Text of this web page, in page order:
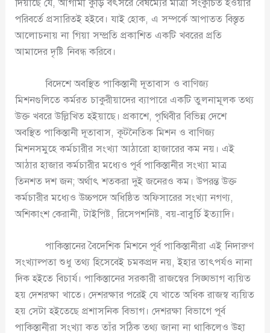
দিয়াছে যে, আগামী কুড়ি বৎসরে বৈষম্যের মাত্রা সংকুচিত হওয়ার
পরিবর্তে প্রসারিতই হইবে। যাই হোক, এ সম্পর্কে আপাতত বিস্তৃত
আলোচনায় না গিয়া সম্প্রতি প্রকাশিত একটি খবরের প্রতি
আমাদের দৃষ্টি নিবন্ধ করিবে।
বিদেশে অবস্থিত পাকিস্তানী দূতাবাস ও বাণিজ্য
মিশনগুলিতে কর্মরত চাকুরীয়াদের ব্যাপারে একটি তুলনামূলক তথ্য
উক্ত খবরে উল্লিখিত হইয়াছে। প্রকাশে, পৃথিবীর বিভিন্ন দেশে
অবস্থিত পাকিস্তানী দূতাবাস, কূটনৈতিক মিশন ও বাণিজ্য
মিশনসমুহে কর্মচারীর সংখ্যা আঠারো হাজারের কম নয়। এই
আঠার হাজার কর্মচারীর মধ্যেও পূর্ব পাকিস্তানীর সংখ্যা মাত্র
তিনশত দশ জন; অর্থাৎ শতকরা দুই জনেরও কম। উপরন্ত উক্ত
কর্মচারীর মধ্যেও উচ্চপদে অধিষ্ঠিত অফিসারের সংখ্যা নগণ্য,
অশিকাংশ কেরানী, টাইপিষ্ট, রিসেপশনিষ্ট, বয়-বাবুর্চি ইত্যাদি।
পাকিস্তানের বৈদেশিক মিশনে পূর্ব পাকিস্তানীরা এই নিদারুণ
সংখ্যাল্পতা শুধু তথ্য হিসেবেই চমকপ্রদ নয়, ইহার তাৎপর্যও নানা
দিক হইতে বিচার্য। পাকিস্তানের সরকারী রাজস্বের সিঙ্ঘভাগ ব্যয়িত
হয় দেশরক্ষা খাতে। দেশরক্ষার পরেই যে খাতে অধিক রাজস্ব ব্যয়িত
হয় সেটা হইতেছে প্রশাসনিক বিভাগ। দেশরক্ষা বিভাগে পূর্ব
পাকিস্তানীরা সংখ্যা কত তাঁর সঠিক তথ্য জানা না থাকিলেও উহা